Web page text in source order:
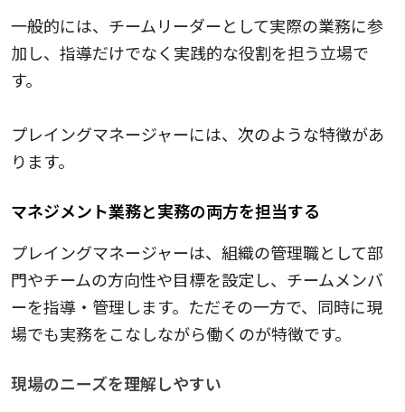
一般的には、チームリーダーとして実際の業務に参
加し、指導だけでなく実践的な役割を担う立場で
す。
プレイングマネージャーには、次のような特徴があ
ります。
マネジメント業務と実務の両方を担当する
プレイングマネージャーは、組織の管理職として部
門やチームの方向性や目標を設定し、チームメンバ
ーを指導・管理します。ただその一方で、同時に現
場でも実務をこなしながら働くのが特徴です。
現場のニーズを理解しやすい